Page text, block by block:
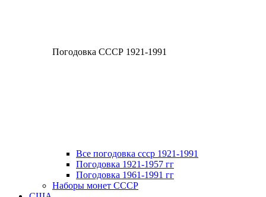
Погодовка СССР 1921-1991
Все погодовка ссср 1921-1991
Погодовка 1921-1957 гг
Погодовка 1961-1991 гг
Наборы монет СССР